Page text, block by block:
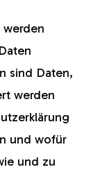
sind Daten,
werden
und wofür
und zu